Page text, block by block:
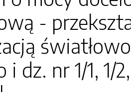
-
dz. nr 1/1, 1/